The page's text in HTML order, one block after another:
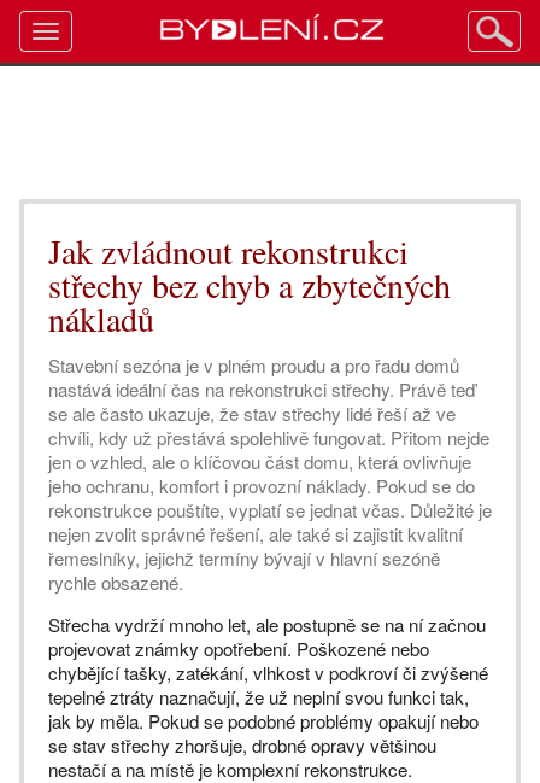
Jak zvládnout rekonstrukci
střechy bez chyb a zbytečných
nákladů
Stavební sezóna je v plném proudu a pro řadu domů
nastává ideální čas na rekonstrukci střechy. Právě teď
se ale často ukazuje, že stav střechy lidé řeší až ve
chvíli, kdy už přestává spolehlivě fungovat. Přitom nejde
jen o vzhled, ale o klíčovou část domu, která ovlivňuje
jeho ochranu, komfort i provozní náklady. Pokud se do
rekonstrukce pouštíte, vyplatí se jednat včas. Důležité je
nejen zvolit správné řešení, ale také si zajistit kvalitní
řemeslníky, jejichž termíny bývají v hlavní sezóně
rychle obsazené.
Střecha vydrží mnoho let, ale postupně se na ní začnou
projevovat známky opotřebení. Poškozené nebo
chybějící tašky, zatékání, vlhkost v podkroví či zvýšené
tepelné ztráty naznačují, že už neplní svou funkci tak,
jak by měla. Pokud se podobné problémy opakují nebo
se stav střechy zhoršuje, drobné opravy většinou
nestačí a na místě je komplexní rekonstrukce.
Toggle
navigation